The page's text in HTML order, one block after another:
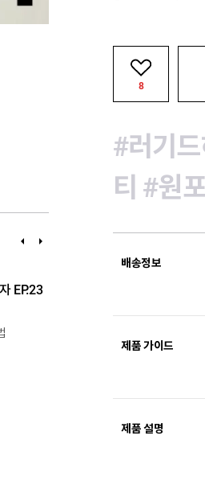
EP.23
이
다
8
#러기
티 #원
배송정보
제품 가이드
제품 설명